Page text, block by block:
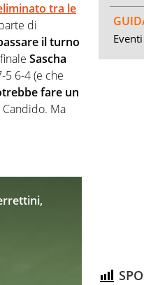
tra le
di
il turno
Sascha
5 6-4 (e che
fare un
Ma